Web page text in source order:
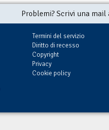
Problemi? Scrivi una
Termini del servizio
Diritto di recesso
Copyright
Privacy
Cookie policy